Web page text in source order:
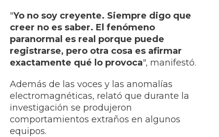
"Yo no soy creyente. Siempre digo que
creer no es saber. El fenómeno
paranormal es real porque puede
registrarse, pero otra cosa es afirmar
exactamente qué lo provoca", manifestó.
Además de las voces y las anomalías
electromagnéticas, relató que durante la
investigación se produjeron
comportamientos extraños en algunos
equipos.